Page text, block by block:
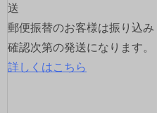
送
郵便振替のお客様は振り込み
確認次第の発送になります。
詳しくはこちら